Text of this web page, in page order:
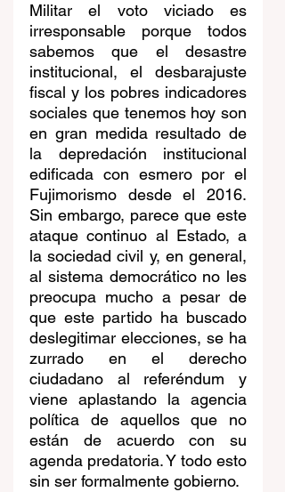
Militar el voto viciado es
irresponsable porque todos
sabemos que el desastre
institucional, el desbarajuste
fiscal y los pobres indicadores
sociales que tenemos hoy son
en gran medida resultado de
la depredación institucional
edificada con esmero por el
Fujimorismo desde el 2016.
Sin embargo, parece que este
ataque continuo al Estado, a
la sociedad civil y, en general,
al sistema democrático no les
preocupa mucho a pesar de
que este partido ha buscado
deslegitimar elecciones, se ha
zurrado en el derecho
ciudadano al referéndum y
viene aplastando la agencia
política de aquellos que no
están de acuerdo con su
agenda predatoria. Y todo esto
sin ser formalmente gobierno.